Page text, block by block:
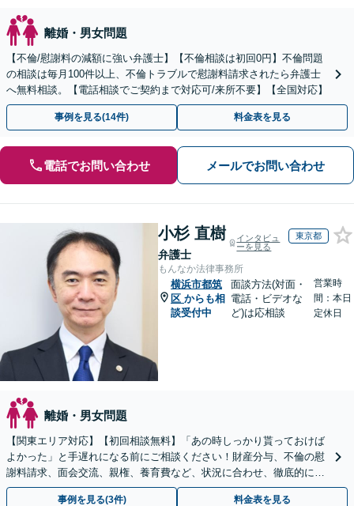
離婚・男女問題
【不倫/慰謝料の減額に強い弁護士】【不倫相談は初回0円】不倫問題
の相談は毎月100件以上、不倫トラブルで慰謝料請求されたら弁護士
へ無料相談。【電話相談でご契約まで対応可/来所不要】【全国対応】
事例を見る(14件) 料金表を見る
電話でお問い合わせ メールでお問い合わせ
小杉 直樹
弁護士
インタビュ
ーを見る
東京都
もんなか法律事務所
横浜市都筑
区 からも相
談受付中
面談方法(対面・
電話・ビデオな
ど)は応相談
営業時
間：本日
定休日
離婚・男女問題
【関東エリア対応】【初回相談無料】「あの時しっかり貰っておけば
よかった」と手遅れになる前にご相談ください！財産分与、不倫の慰
謝料請求、面会交流、親権、養育費など、状況に合わせ、徹底的にサ
ポートいたします【弁護士歴17年以上】
事例を見る(3件) 料金表を見る